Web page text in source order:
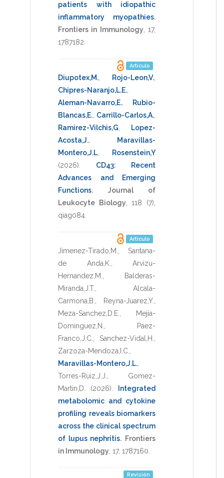
patients with idiopathic
inflammatory myopathies.
Frontiers in Immunology ,17,
1787182
Artículo
Diupotex,M. Rojo-Leon,V.
Chipres-Naranjo,L.E.
Aleman-Navarro,E.
Rubio-
Blancas,E. Carrillo-Carlos,A.
Ramirez-Vilchis,G
Lopez-
Acosta,J.
Maravillas-
Montero,J.L
Rosenstein,Y
(2026)
CD43: Recent
Advances and Emerging
Functions.
Journal of
Leukocyte Biology ,118 (7),
qiag084
Artículo
Jimenez-Tirado,M.
Santana-
de Anda,K.
Arvizu-
Hernandez,M.
Balderas-
Miranda,J.T.
Alcala-
Carmona,B.
Reyna-Juarez,Y.
Meza-Sanchez,D.E.
Mejia-
Dominguez,N.
Paez-
Franco,J.C.
Sanchez-Vidal,H.
Zarzoza-Mendoza,I.C.
Maravillas-Montero,J.L.
Torres-Ruiz,J.J.
Gomez-
Martin,D.
(2026)
Integrated
metabolomic and cytokine
profiling reveals biomarkers
across the clinical spectrum
of lupus nephritis. Frontiers
in Immunology 17, 1787160
Revisión